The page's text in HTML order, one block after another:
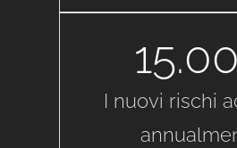
I nuovi rischi